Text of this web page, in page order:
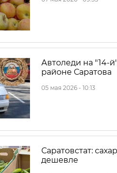
Автоледи на "14-
районе Саратова
05 мая 2026 - 10:13
Саратовстат:
дешевле